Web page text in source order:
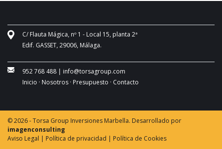
C/ Flauta Mágica, nº 1 - Local 15, planta 2ª
Edif. GASSET, 29006, Málaga.
952 768 488 | info@torsagroup.com
Inicio · Nosotros · Presupuesto · Contacto
© 2026 - Torsa Group Inversiones Marbella. Desarrollado por
imagenconsulting
Aviso Legal | Política de privacidad | Política de Cookies